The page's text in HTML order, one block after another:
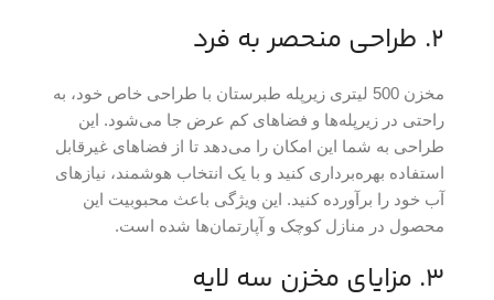
2. طراحی منحصر به فرد
مخزن 500 لیتری زیرپله طبرستان با طراحی خاص خود، به
راحتی در زیرپله‌ها و فضاهای کم عرض جا می‌شود. این
طراحی به شما این امکان را می‌دهد تا از فضاهای غیرقابل
استفاده بهره‌برداری کنید و با یک انتخاب هوشمند، نیازهای
آب خود را برآورده کنید. این ویژگی باعث محبوبیت این
محصول در منازل کوچک و آپارتمان‌ها شده است.
3. مزایای مخزن سه لایه